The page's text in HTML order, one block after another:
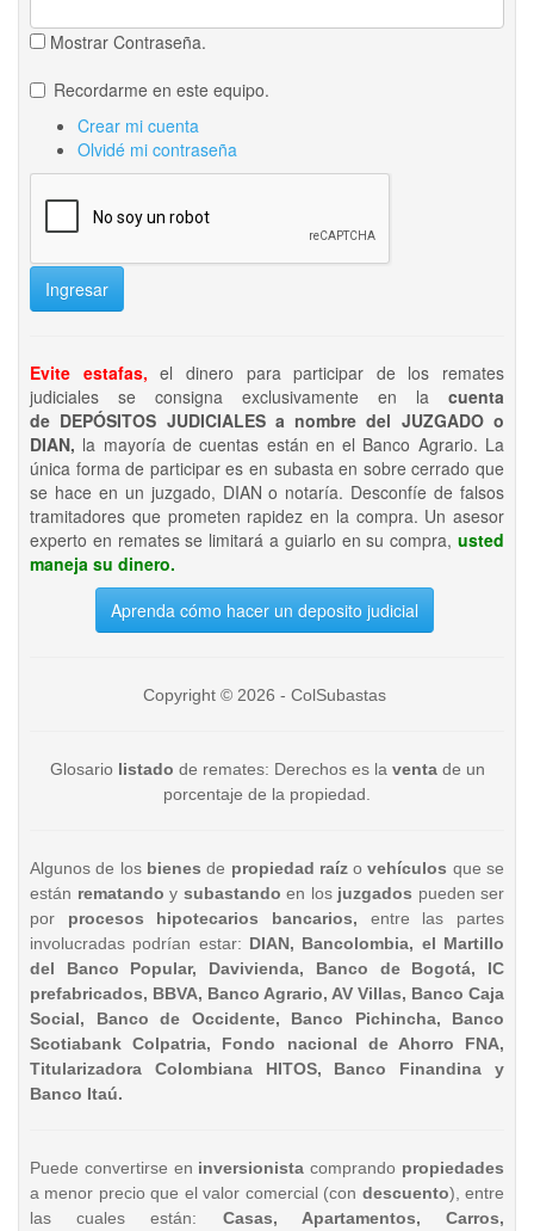
Mostrar Contraseña.
Recordarme en este equipo.
Crear mi cuenta
Olvidé mi contraseña
Ingresar
Evite estafas, el dinero para participar de los remates
judiciales se consigna exclusivamente en la cuenta
de DEPÓSITOS JUDICIALES a nombre del JUZGADO o
DIAN, la mayoría de cuentas están en el Banco Agrario. La
única forma de participar es en subasta en sobre cerrado que
se hace en un juzgado, DIAN o notaría. Desconfíe de falsos
tramitadores que prometen rapidez en la compra. Un asesor
experto en remates se limitará a guiarlo en su compra, usted
maneja su dinero.
Aprenda cómo hacer un deposito judicial
Copyright © 2026 - ColSubastas
Glosario listado de remates: Derechos es la ventade un
porcentaje de la propiedad.
Algunos de los bienesde propiedad raízo vehículos que se
están rematando y subastando en los juzgados pueden ser
por procesos hipotecarios bancarios, entre las partes
involucradas podrían estar: DIAN, Bancolombia, el Martillo
del Banco Popular, Davivienda, Banco de Bogotá, IC
prefabricados, BBVA, Banco Agrario, AV Villas, Banco Caja
Social, Banco de Occidente, Banco Pichincha, Banco
Scotiabank Colpatria, Fondo nacional de Ahorro FNA,
Titularizadora Colombiana HITOS, Banco Finandina y
Banco Itaú.
Puede convertirse en inversionista comprando propiedades
a menor precio que el valor comercial (con descuento), entre
las cuales están: Casas, Apartamentos, Carros,